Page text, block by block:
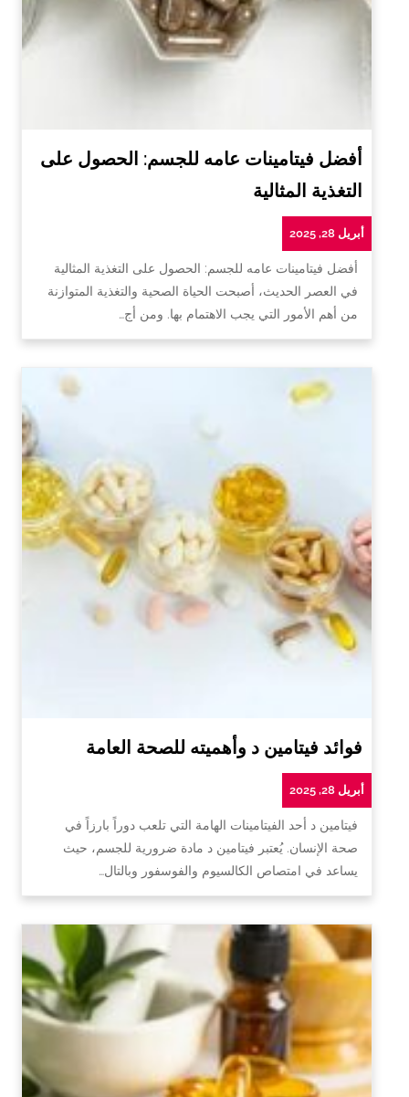
أفضل فيتامينات عامه للجسم: الحصول على
التغذية المثالية
أبريل 28, 2025
أفضل فيتامينات عامه للجسم: الحصول على التغذية المثالية
في العصر الحديث، أصبحت الحياة الصحية والتغذية المتوازنة
من أهم الأمور التي يجب الاهتمام بها. ومن أج…
فوائد فيتامين د وأهميته للصحة العامة
أبريل 28, 2025
فيتامين د أحد الفيتامينات الهامة التي تلعب دوراً بارزاً في
صحة الإنسان. يُعتبر فيتامين د مادة ضرورية للجسم، حيث
يساعد في امتصاص الكالسيوم والفوسفور وبالتال…